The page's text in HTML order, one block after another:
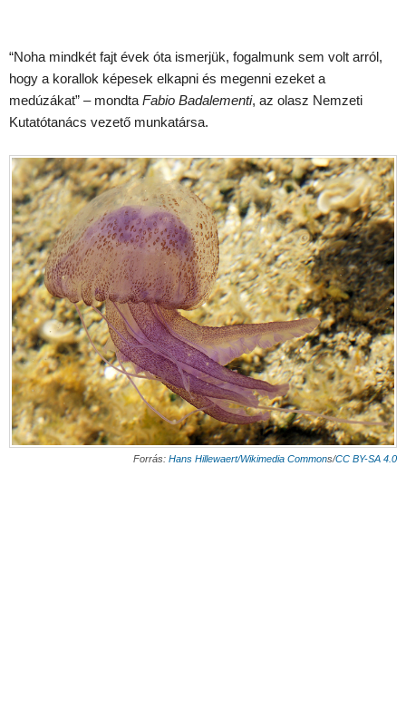
“Noha mindkét fajt évek óta ismerjük, fogalmunk sem volt arról,
hogy a korallok képesek elkapni és megenni ezeket a
medúzákat” – mondta Fabio Badalementi, az olasz Nemzeti
Kutatótanács vezető munkatársa.
Forrás: Hans Hillewaert/Wikimedia Commons/CC BY-SA 4.0